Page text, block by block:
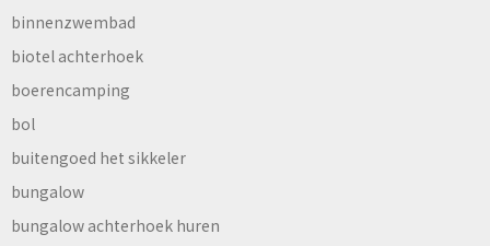
binnenzwembad
biotel achterhoek
boerencamping
bol
buitengoed het sikkeler
bungalow
bungalow achterhoek huren